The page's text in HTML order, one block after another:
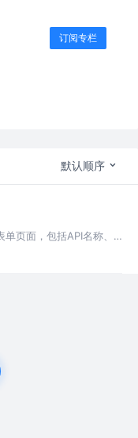
订阅专栏
默认顺序
页面，包括API名称、
请求体，用一个发送按